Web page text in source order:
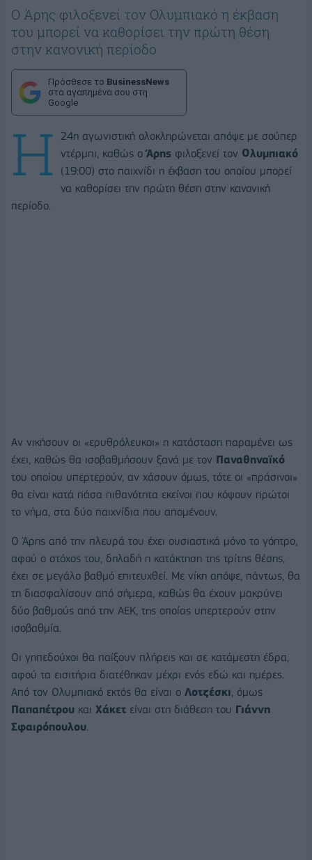
Ο Άρης φιλοξενεί τον Ολυμπιακό η έκβαση
του μπορεί να καθορίσει την πρώτη θέση
στην κανονική περίοδο
Πρόσθεσε το BusinessNews
στα αγαπημένα σου στη
Google
Η
24η αγωνιστική ολοκληρώνεται απόψε με σούπερ
ντέρμπι, καθώς οΆρης φιλοξενεί τον Ολυμπιακό
(19:00) στο παιχνίδι η έκβαση του οποίου μπορεί
να καθορίσει την πρώτη θέση στην κανονική
περίοδο.
Αν νικήσουν οι «ερυθρόλευκοι» η κατάσταση παραμένει ως
έχει, καθώς θα ισοβαθμήσουν ξανά με τον Παναθηναϊκό
του οποίου υπερτερούν, αν χάσουν όμως, τότε οι «πράσινοι»
θα είναι κατά πάσα πιθανότητα εκείνοι που κόψουν πρώτοι
το νήμα, στα δύο παιχνίδια που απομένουν.
Ο Άρης από την πλευρά του έχει ουσιαστικά μόνο το γόητρο,
αφού ο στόχος του, δηλαδή η κατάκτηση της τρίτης θέσης,
έχει σε μεγάλο βαθμό επιτευχθεί. Με νίκη απόψε, πάντως, θα
τη διασφαλίσουν από σήμερα, καθώς θα έχουν μακρύνει
δύο βαθμούς από την ΑΕΚ, της οποίας υπερτερούν στην
ισοβαθμία.
Οι γηπεδούχοι θα παίξουν πλήρεις και σε κατάμεστη έδρα,
αφού τα εισιτήρια διατέθηκαν μέχρι ενός εδώ και ημέρες.
Από τον Ολυμπιακό εκτός θα είναι ο Λοτζέσκι, όμως
Παπαπέτρου και Χάκετ είναι στη διάθεση του Γιάννη
Σφαιρόπουλου.